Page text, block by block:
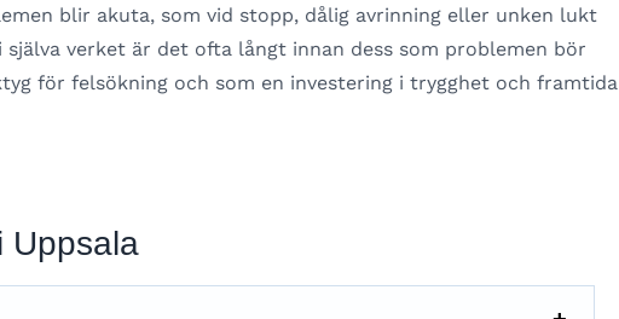
blir akuta, som vid stopp, dålig avrinning eller unken lukt
verket är det ofta långt innan dess som problemen bör
för felsökning och som en investering i trygghet och framtida
Uppsala